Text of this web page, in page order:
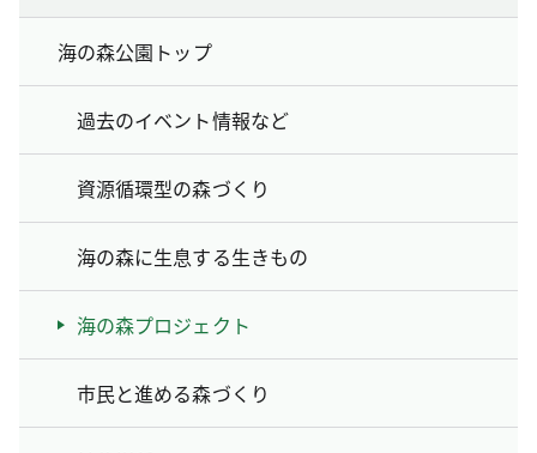
海の森公園トップ
過去のイベント情報など
資源循環型の森づくり
海の森に生息する生きもの
海の森プロジェクト
市民と進める森づくり